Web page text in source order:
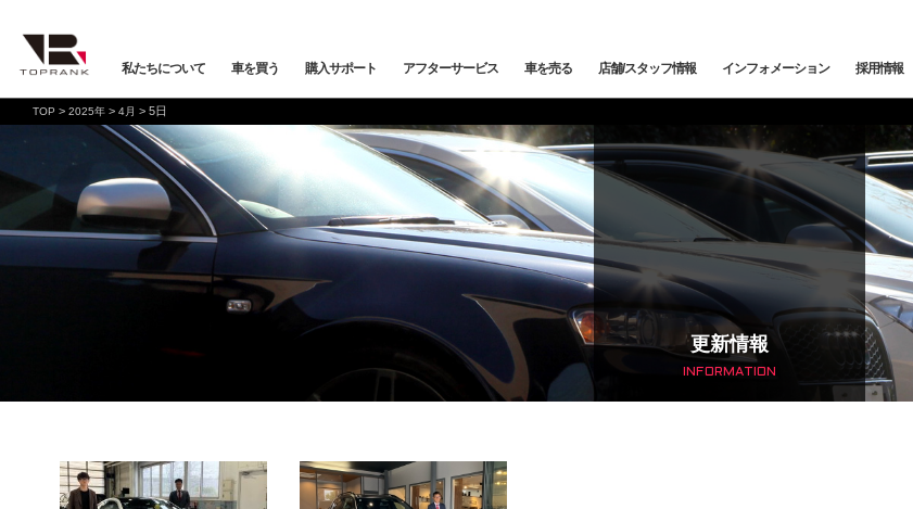
私たちについて 車を買う
車を買う
全ての在庫情報
バックオーダーシステム
オンライン商談
お取り寄せ商談
メーカーから探す
Mercedes-AMG BMW ALPINA
VOLKSWAGEN PORSCHE LAND ROVER JAGUAR
店舗から探す
購入サポート
購入サポート
保証・購入プラン 下取査定 納車前点検・整備
ローンシミュレーション
オートローン事前審査
アフターサービス
アフターサービス
車検・点検 メンテナンス 鈑金塗装
プロテクションフィルム 輸入車コーディング アライメント測定・調整
車を売る 店舗/スタッフ情報
店舗/スタッフ情報
会社概要
プライバシーポリシー
店舗お問い合わせ
トップランク本店 トップランク中央 トップランク杉並
インフォメーション
インフォメーション
ニュース&メディア ご納車情報 サービスブログ
採用情報
TOP > 2025年> 4月 > 5日
更新情報
INFORMATION